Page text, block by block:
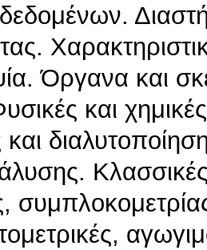
Όργανα και
και